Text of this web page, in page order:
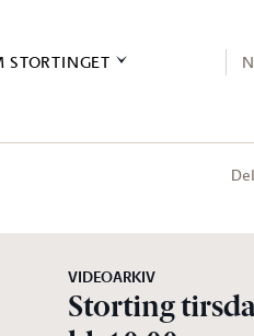
STORTINGET
Del
VIDEOARKIV
Storting